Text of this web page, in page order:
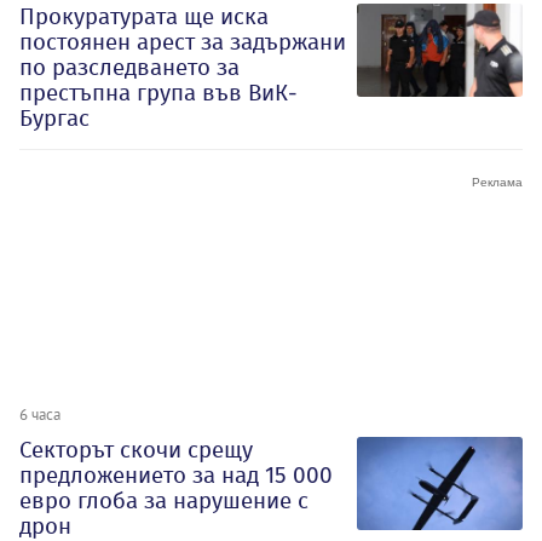
Прокуратурата ще иска
постоянен арест за задържани
по разследването за
престъпна група във ВиК-
Бургас
6 часа
Секторът скочи срещу
предложението за над 15 000
евро глоба за нарушение с
дрон